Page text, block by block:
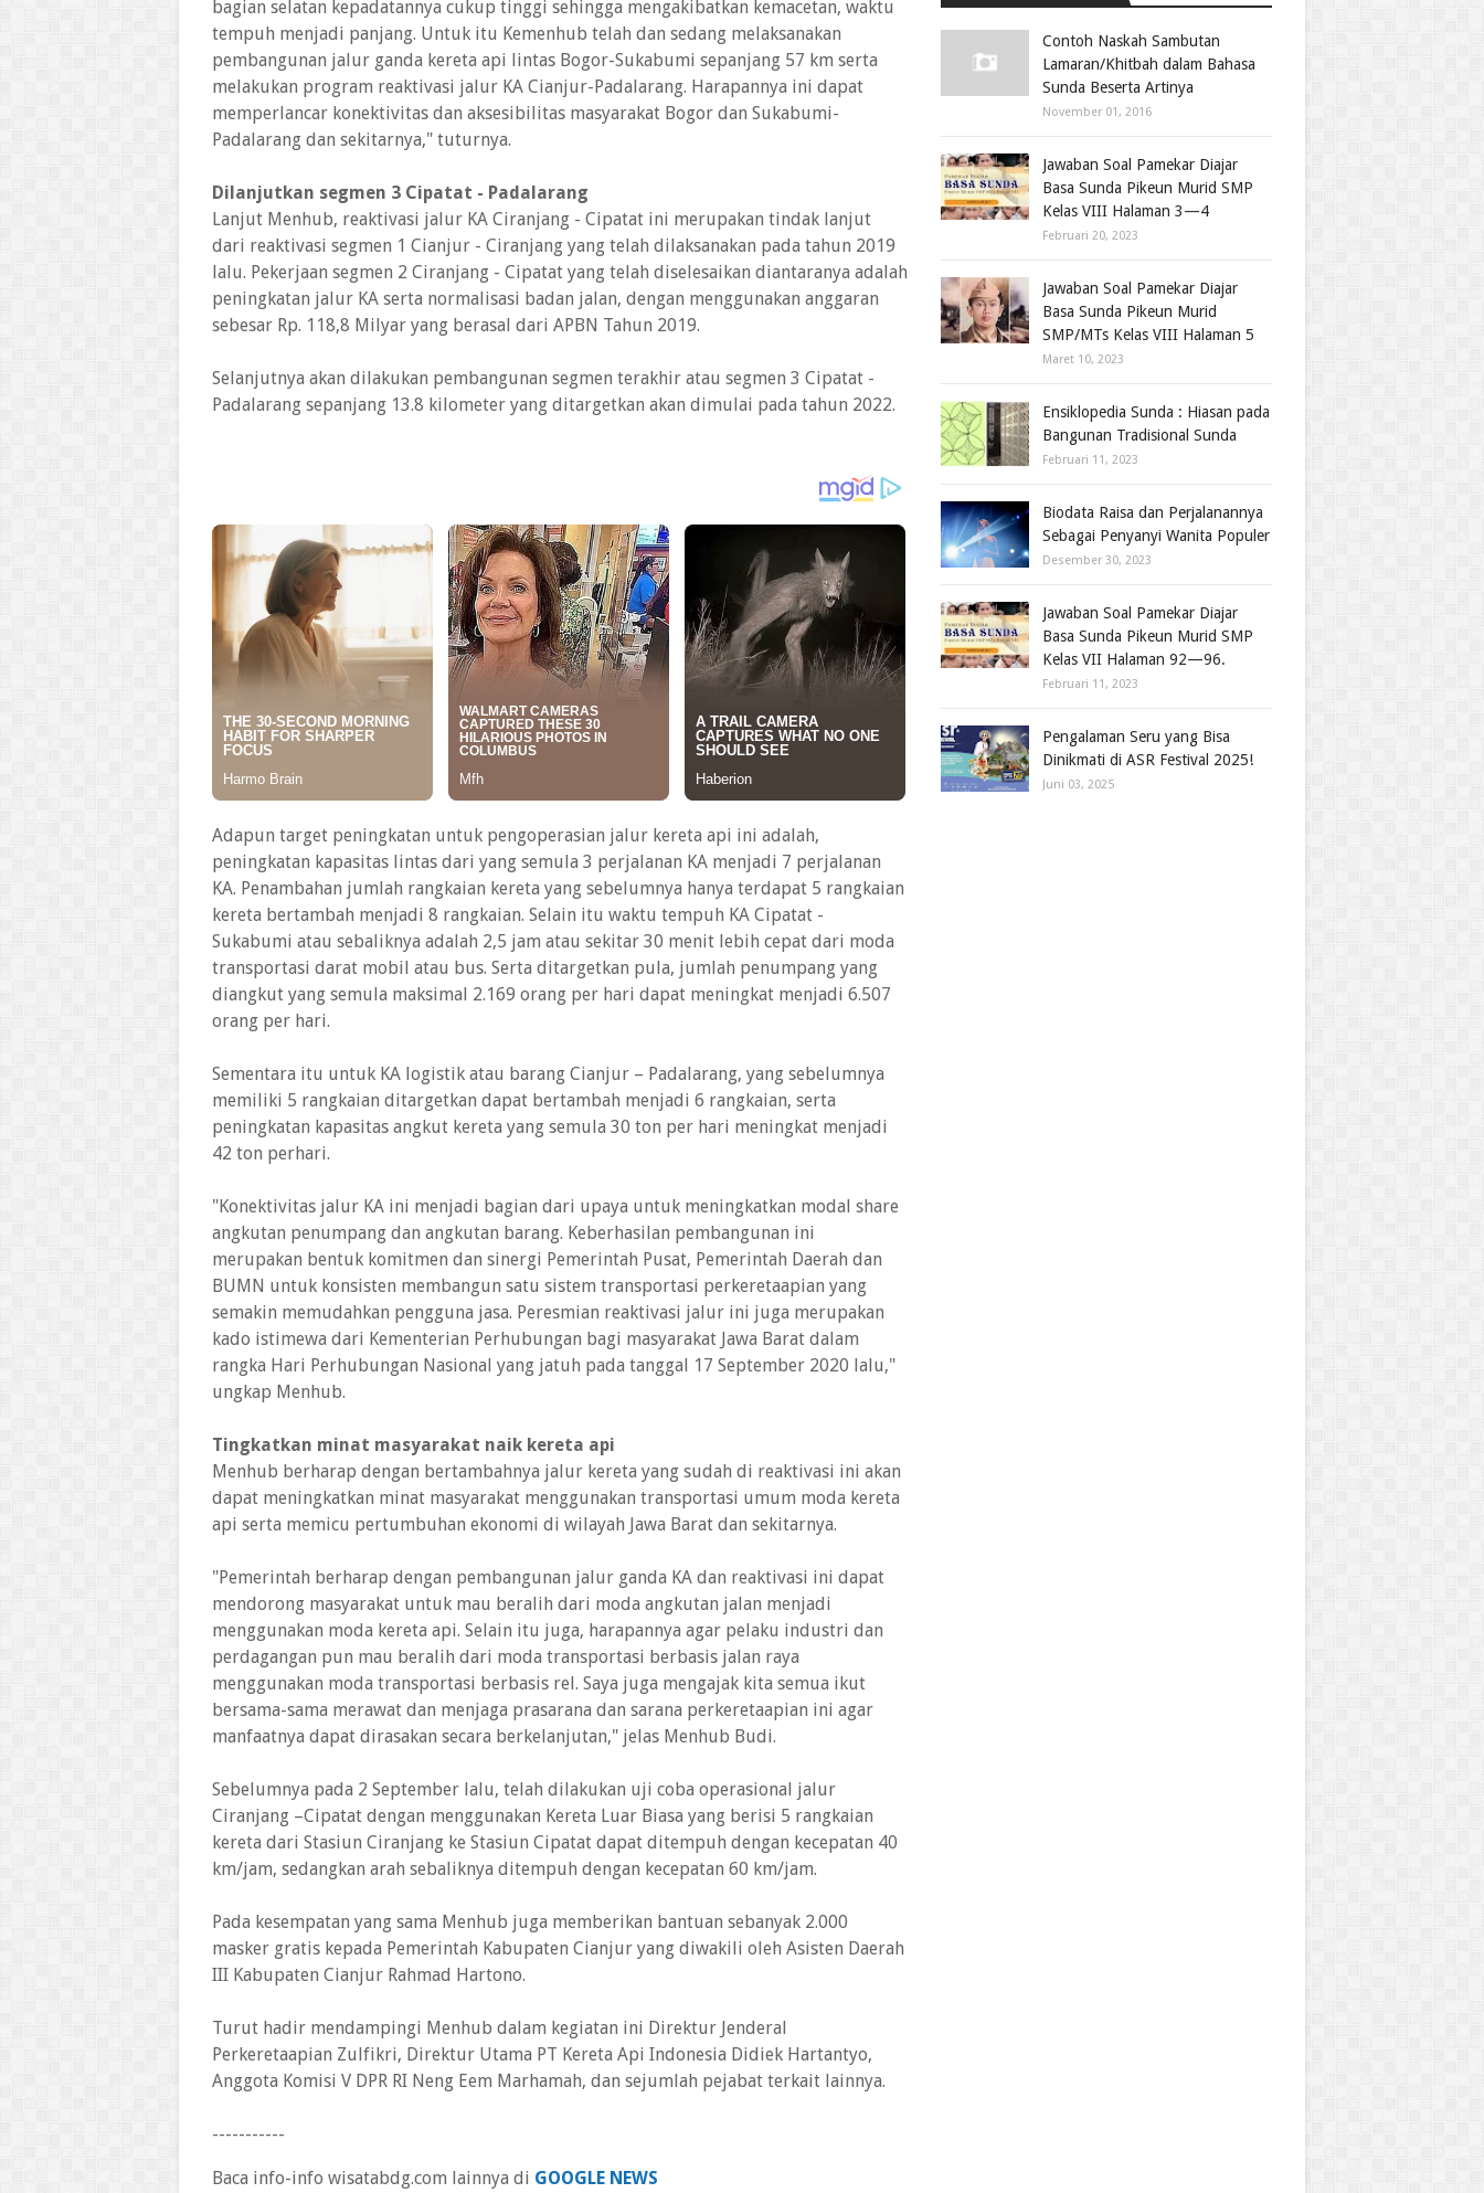
bagian selatan kepadatannya cukup tinggi sehingga mengakibatkan kemacetan, waktu
tempuh menjadi panjang. Untuk itu Kemenhub telah dan sedang melaksanakan
pembangunan jalur ganda kereta api lintas Bogor-Sukabumi sepanjang 57 km serta
melakukan program reaktivasi jalur KA Cianjur-Padalarang. Harapannya ini dapat
memperlancar konektivitas dan aksesibilitas masyarakat Bogor dan Sukabumi-
Padalarang dan sekitarnya," tuturnya.
Dilanjutkan segmen 3 Cipatat - Padalarang
Lanjut Menhub, reaktivasi jalur KA Ciranjang - Cipatat ini merupakan tindak lanjut
dari reaktivasi segmen 1 Cianjur - Ciranjang yang telah dilaksanakan pada tahun 2019
lalu. Pekerjaan segmen 2 Ciranjang - Cipatat yang telah diselesaikan diantaranya adalah
peningkatan jalur KA serta normalisasi badan jalan, dengan menggunakan anggaran
sebesar Rp. 118,8 Milyar yang berasal dari APBN Tahun 2019.
Selanjutnya akan dilakukan pembangunan segmen terakhir atau segmen 3 Cipatat -
Padalarang sepanjang 13.8 kilometer yang ditargetkan akan dimulai pada tahun 2022.
Adapun target peningkatan untuk pengoperasian jalur kereta api ini adalah,
peningkatan kapasitas lintas dari yang semula 3 perjalanan KA menjadi 7 perjalanan
KA. Penambahan jumlah rangkaian kereta yang sebelumnya hanya terdapat 5 rangkaian
kereta bertambah menjadi 8 rangkaian. Selain itu waktu tempuh KA Cipatat -
Sukabumi atau sebaliknya adalah 2,5 jam atau sekitar 30 menit lebih cepat dari moda
transportasi darat mobil atau bus. Serta ditargetkan pula, jumlah penumpang yang
diangkut yang semula maksimal 2.169 orang per hari dapat meningkat menjadi 6.507
orang per hari.
Sementara itu untuk KA logistik atau barang Cianjur – Padalarang, yang sebelumnya
memiliki 5 rangkaian ditargetkan dapat bertambah menjadi 6 rangkaian, serta
peningkatan kapasitas angkut kereta yang semula 30 ton per hari meningkat menjadi
42 ton perhari.
"Konektivitas jalur KA ini menjadi bagian dari upaya untuk meningkatkan modal share
angkutan penumpang dan angkutan barang. Keberhasilan pembangunan ini
merupakan bentuk komitmen dan sinergi Pemerintah Pusat, Pemerintah Daerah dan
BUMN untuk konsisten membangun satu sistem transportasi perkeretaapian yang
semakin memudahkan pengguna jasa. Peresmian reaktivasi jalur ini juga merupakan
kado istimewa dari Kementerian Perhubungan bagi masyarakat Jawa Barat dalam
rangka Hari Perhubungan Nasional yang jatuh pada tanggal 17 September 2020 lalu,"
ungkap Menhub.
Tingkatkan minat masyarakat naik kereta api
Menhub berharap dengan bertambahnya jalur kereta yang sudah di reaktivasi ini akan
dapat meningkatkan minat masyarakat menggunakan transportasi umum moda kereta
api serta memicu pertumbuhan ekonomi di wilayah Jawa Barat dan sekitarnya.
"Pemerintah berharap dengan pembangunan jalur ganda KA dan reaktivasi ini dapat
mendorong masyarakat untuk mau beralih dari moda angkutan jalan menjadi
menggunakan moda kereta api. Selain itu juga, harapannya agar pelaku industri dan
perdagangan pun mau beralih dari moda transportasi berbasis jalan raya
menggunakan moda transportasi berbasis rel. Saya juga mengajak kita semua ikut
bersama-sama merawat dan menjaga prasarana dan sarana perkeretaapian ini agar
manfaatnya dapat dirasakan secara berkelanjutan," jelas Menhub Budi.
Sebelumnya pada 2 September lalu, telah dilakukan uji coba operasional jalur
Ciranjang –Cipatat dengan menggunakan Kereta Luar Biasa yang berisi 5 rangkaian
kereta dari Stasiun Ciranjang ke Stasiun Cipatat dapat ditempuh dengan kecepatan 40
km/jam, sedangkan arah sebaliknya ditempuh dengan kecepatan 60 km/jam.
Pada kesempatan yang sama Menhub juga memberikan bantuan sebanyak 2.000
masker gratis kepada Pemerintah Kabupaten Cianjur yang diwakili oleh Asisten Daerah
III Kabupaten Cianjur Rahmad Hartono.
Turut hadir mendampingi Menhub dalam kegiatan ini Direktur Jenderal
Perkeretaapian Zulfikri, Direktur Utama PT Kereta Api Indonesia Didiek Hartantyo,
Anggota Komisi V DPR RI Neng Eem Marhamah, dan sejumlah pejabat terkait lainnya.
-----------
Baca info-info wisatabdg.com lainnya di GOOGLE NEWS
Contoh Naskah Sambutan
Lamaran/Khitbah dalam Bahasa
Sunda Beserta Artinya
November 01, 2016
Jawaban Soal Pamekar Diajar
Basa Sunda Pikeun Murid SMP
Kelas VIII Halaman 3—4
Februari 20, 2023
Jawaban Soal Pamekar Diajar
Basa Sunda Pikeun Murid
SMP/MTs Kelas VIII Halaman 5
Maret 10, 2023
Ensiklopedia Sunda : Hiasan pada
Bangunan Tradisional Sunda
Februari 11, 2023
Biodata Raisa dan Perjalanannya
Sebagai Penyanyi Wanita Populer
Desember 30, 2023
Jawaban Soal Pamekar Diajar
Basa Sunda Pikeun Murid SMP
Kelas VII Halaman 92—96.
Februari 11, 2023
Pengalaman Seru yang Bisa
Dinikmati di ASR Festival 2025!
Juni 03, 2025